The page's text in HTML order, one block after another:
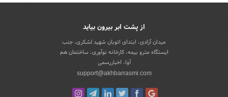
از پشت ابر بیرون بیاید
میدان آزادی، ابتدای اتوبان شهید لشکری، جنب
ایستگاه مترو بیمه، کارخانه نوآوری، ساختمان هم
آوا، اخباررسمی
support@akhbarrasmi.com